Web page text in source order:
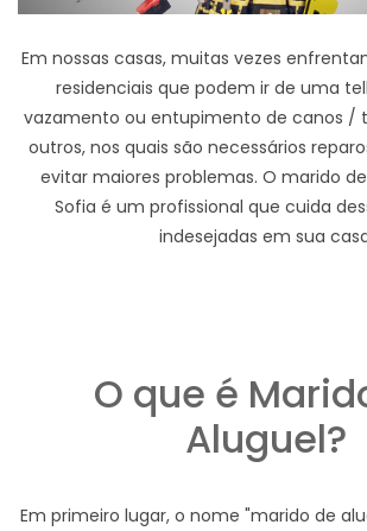
Em nossas casas, muitas vezes
residenciais que podem ir de uma
vazamento ou entupimento de canos /
outros, nos quais são necessários
evitar maiores problemas. O marido
Sofia é um profissional que cuida
indesejadas em sua
O que é
Aluguel?
Em primeiro lugar, o nome "marido de